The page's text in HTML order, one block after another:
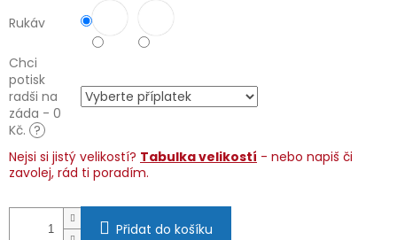
Rukáv
Chci
potisk
radši na
záda - 0
Kč. ?
Nejsi si jistý velikostí? Tabulka velikostí - nebo napiš či
zavolej, rád ti poradím.
Přidat do košíku